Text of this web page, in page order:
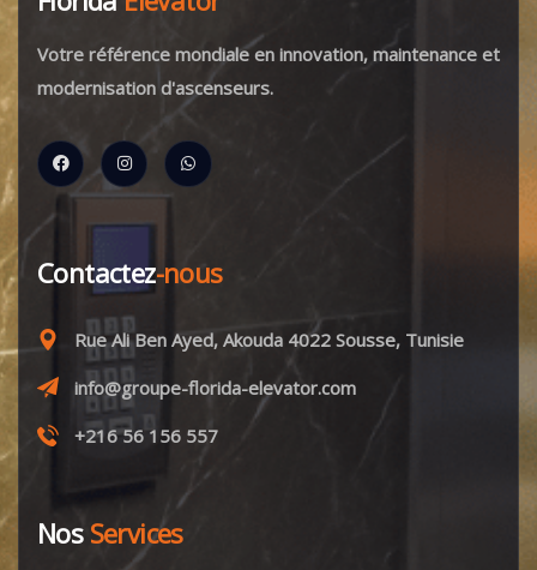
Votre référence mondiale en innovation, maintenance et
modernisation d'ascenseurs.
Contactez-nous
Rue Ali Ben Ayed, Akouda 4022 Sousse, Tunisie
info@groupe-florida-elevator.com
+216 56 156 557
Nos Services